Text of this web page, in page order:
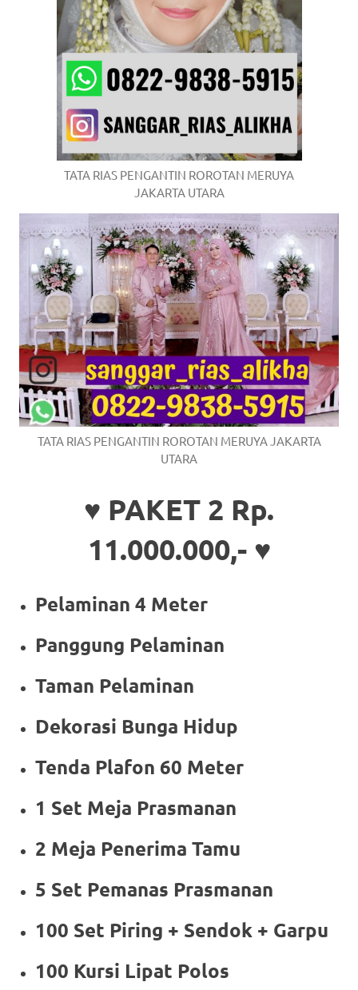
TATA RIAS PENGANTIN ROROTAN MERUYA
JAKARTA UTARA
TATA RIAS PENGANTIN ROROTAN MERUYA JAKARTA
UTARA
♥ PAKET 2 Rp.
11.000.000,- ♥
Pelaminan 4 Meter
Panggung Pelaminan
Taman Pelaminan
Dekorasi Bunga Hidup
Tenda Plafon 60 Meter
1 Set Meja Prasmanan
2 Meja Penerima Tamu
5 Set Pemanas Prasmanan
100 Set Piring + Sendok + Garpu
100 Kursi Lipat Polos